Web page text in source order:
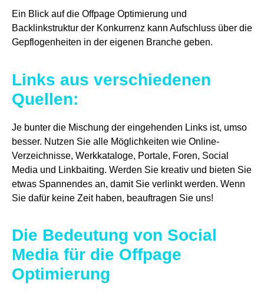
Ein Blick auf die Offpage Optimierung und
Backlinkstruktur der Konkurrenz kann Aufschluss über die
Gepflogenheiten in der eigenen Branche geben.
Links aus verschiedenen
Quellen:
Je bunter die Mischung der eingehenden Links ist, umso
besser. Nutzen Sie alle Möglichkeiten wie Online-
Verzeichnisse, Werkkataloge, Portale, Foren, Social
Media und Linkbaiting. Werden Sie kreativ und bieten Sie
etwas Spannendes an, damit Sie verlinkt werden. Wenn
Sie dafür keine Zeit haben, beauftragen Sie uns!
Die Bedeutung von Social
Media für die Offpage
Optimierung